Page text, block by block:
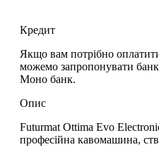
Кредит
Якщо вам потрібно
можемо запропонувати
Моно банк.
Опис
Futurmat Ottima Evo
професійна кавомашина,